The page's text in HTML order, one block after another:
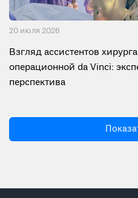
20 июля 2026
Взгляд ассистентов
операционной da Vinci:
перспектива